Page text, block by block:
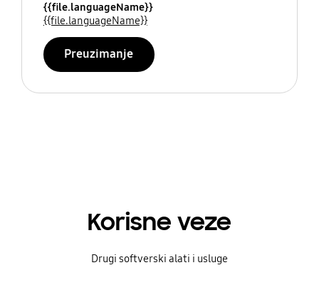
{{file.languageName}}
{{file.languageName}}
Preuzimanje
Korisne veze
Drugi softverski alati i usluge